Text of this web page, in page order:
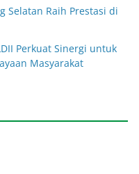
Selatan Raih Prestasi di
Perkuat Sinergi untuk
Masyarakat